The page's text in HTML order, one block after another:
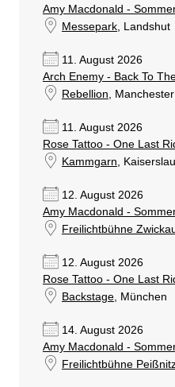
Amy Macdonald -
Messepark, Landshut
11. August 2026
Arch Enemy - Back To
Rebellion , Manchester
11. August 2026
Rose Tattoo - One Last
Kammgarn ,
12. August 2026
Amy Macdonald -
Freilichtbühne
12. August 2026
Rose Tattoo - One Last
Backstage, München
14. August 2026
Amy Macdonald -
Freilichtbühne